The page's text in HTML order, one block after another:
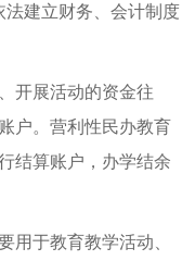
建立财务、会计制度
展活动的资金往
户。营利性民办教育
结算账户，办学结余
于教育教学活动、